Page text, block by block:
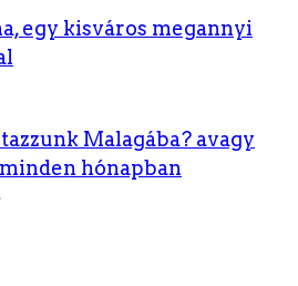
egy kisváros megannyi
Malagába? avagy
hónapban